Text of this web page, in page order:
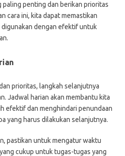
penting dan berikan prioritas
cara ini, kita dapat memastikan
dengan efektif untuk
prioritas, langkah selanjutnya
Jadwal harian akan membantu kita
efektif dan menghindari penundaan
yang harus dilakukan selanjutnya.
pastikan untuk mengatur waktu
cukup untuk tugas-tugas yang